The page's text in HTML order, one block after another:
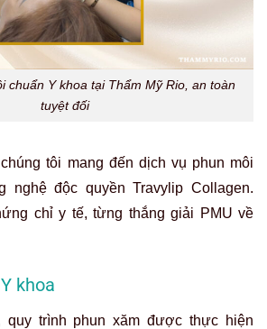
chuẩn Y khoa tại Thẩm Mỹ Rio, an toàn
tuyệt đối
tôi mang đến dịch vụ phun môi
nghệ độc quyền Travylip Collagen.
chỉ y tế, từng thắng giải PMU về
khoa
quy trình phun xăm được thực hiện